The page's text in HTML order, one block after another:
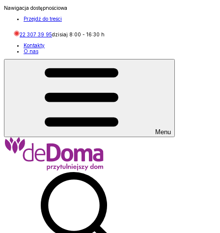
Nawigacja dostępnościowa
Przejdź do treści
22 307 39 95dzisiaj 8:00 - 16:30 h
Kontakty
O nas
Menu